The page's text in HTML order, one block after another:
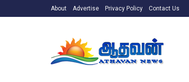
About Advertise Privacy Policy Contact Us